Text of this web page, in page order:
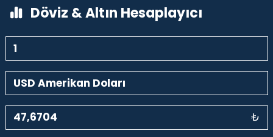
Döviz & Altın Hesaplayıcı
₺